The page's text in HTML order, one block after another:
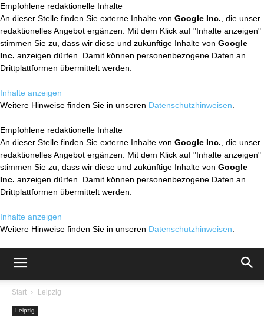
Empfohlene redaktionelle Inhalte
An dieser Stelle finden Sie externe Inhalte von Google Inc. , die unser
redaktionelles Angebot ergänzen. Mit dem Klick auf "Inhalte anzeigen"
stimmen Sie zu, dass wir diese und zukünftige Inhalte von Google
Inc. anzeigen dürfen. Damit können personenbezogene Daten an
Drittplattformen übermittelt werden.
Inhalte anzeigen
Weitere Hinweise finden Sie in unseren Datenschutzhinweisen
Empfohlene redaktionelle Inhalte
An dieser Stelle finden Sie externe Inhalte von Google Inc. , die unser
redaktionelles Angebot ergänzen. Mit dem Klick auf "Inhalte anzeigen"
stimmen Sie zu, dass wir diese und zukünftige Inhalte von Google
Inc. anzeigen dürfen. Damit können personenbezogene Daten an
Drittplattformen übermittelt werden.
Inhalte anzeigen
Weitere Hinweise finden Sie in unseren Datenschutzhinweisen
Start Leipzig
Leipzig